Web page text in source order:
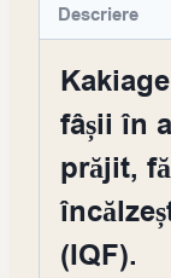
Descriere
fâșii în
prăjit,
(IQF).